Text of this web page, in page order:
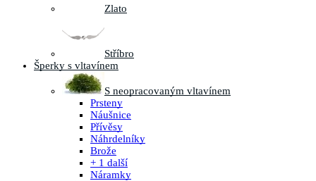
Zlato
Stříbro
Šperky s vltavínem
S neopracovaným vltavínem
Prsteny
Náušnice
Přívěsy
Náhrdelníky
Brože
+ 1 další
Náramky